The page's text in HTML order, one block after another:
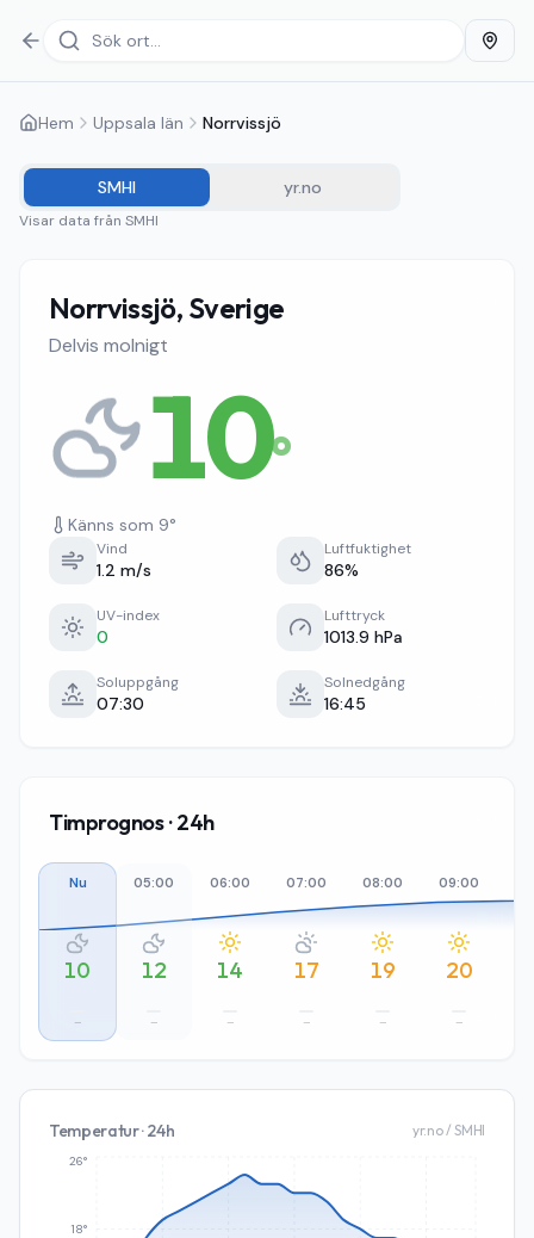
Hem Uppsala län Norrvissjö
SMHI yr.no
Visar data från SMHI
Norrvissjö, Sverige
Delvis molnigt
10°
Känns som 9°
Vind
1.2 m/s
Luftfuktighet
86%
UV-index
0
Lufttryck
1013.9 hPa
Soluppgång
07:30
Solnedgång
16:45
Timprognos · 24h
Nu
10
–
05:00
12
–
06:00
14
–
07:00
17
–
08:00
19
–
09:00
20
–
Temperatur · 24h yr.no / SMHI
18°
26°